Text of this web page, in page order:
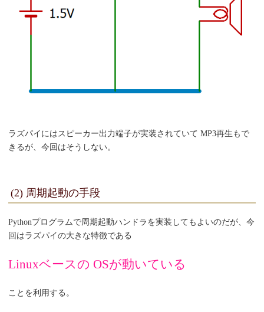
ラズパイにはスピーカー出力端子が実装されていて MP3再生もで
きるが、今回はそうしない。
(2) 周期起動の手段
Pythonプログラムで周期起動ハンドラを実装してもよいのだが、今
回はラズパイの大きな特徴である
Linuxベースの OSが動いている
ことを利用する。